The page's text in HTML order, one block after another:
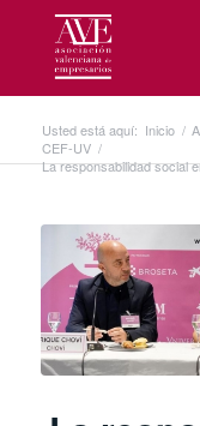
Usted está aquí: Inicio /
CEF-UV /
La responsabilidad social